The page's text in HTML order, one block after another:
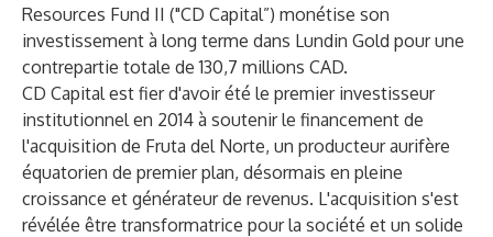
Resources Fund II ("CD Capital”) monétise son
investissement à long terme dans Lundin Gold pour une
contrepartie totale de 130,7 millions CAD.
CD Capital est fier d'avoir été le premier investisseur
institutionnel en 2014 à soutenir le financement de
l'acquisition de Fruta del Norte, un producteur aurifère
équatorien de premier plan, désormais en pleine
croissance et générateur de revenus. L'acquisition s'est
révélée être transformatrice pour la société et un solide